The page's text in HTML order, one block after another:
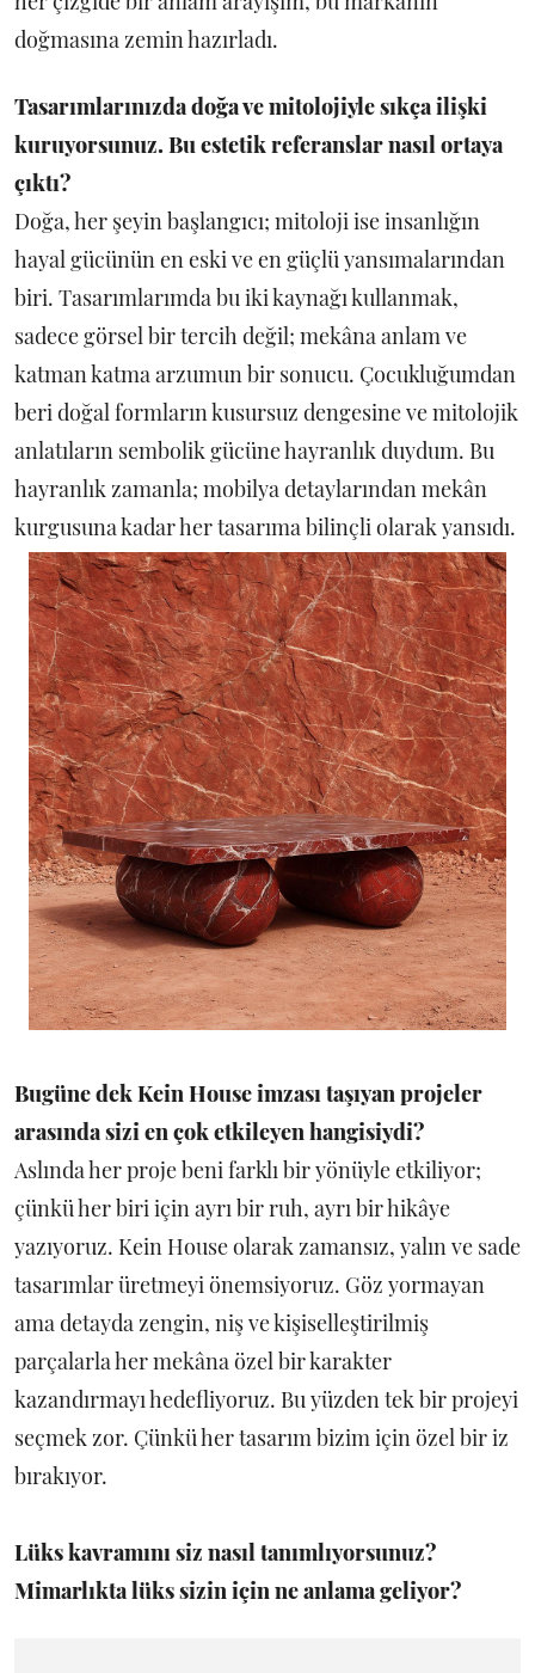
doğmasına zemin hazırladı.
Tasarımlarınızda doğa ve mitolojiyle sıkça ilişki
kuruyorsunuz. Bu estetik referanslar nasıl ortaya
çıktı?
Doğa, her şeyin başlangıcı; mitoloji ise insanlığın
hayal gücünün en eski ve en güçlü yansımalarından
biri. Tasarımlarımda bu iki kaynağı kullanmak,
sadece görsel bir tercih değil; mekâna anlam ve
katman katma arzumun bir sonucu. Çocukluğumdan
beri doğal formların kusursuz dengesine ve mitolojik
anlatıların sembolik gücüne hayranlık duydum. Bu
hayranlık zamanla; mobilya detaylarından mekân
kurgusuna kadar her tasarıma bilinçli olarak yansıdı.
Bugüne dek Kein House imzası taşıyan projeler
arasında sizi en çok etkileyen hangisiydi?
Aslında her proje beni farklı bir yönüyle etkiliyor;
çünkü her biri için ayrı bir ruh, ayrı bir hikâye
yazıyoruz. Kein House olarak zamansız, yalın ve sade
tasarımlar üretmeyi önemsiyoruz. Göz yormayan
ama detayda zengin, niş ve kişiselleştirilmiş
parçalarla her mekâna özel bir karakter
kazandırmayı hedefliyoruz. Bu yüzden tek bir projeyi
seçmek zor. Çünkü her tasarım bizim için özel bir iz
bırakıyor.
Lüks kavramını siz nasıl tanımlıyorsunuz?
Mimarlıkta lüks sizin için ne anlama geliyor?